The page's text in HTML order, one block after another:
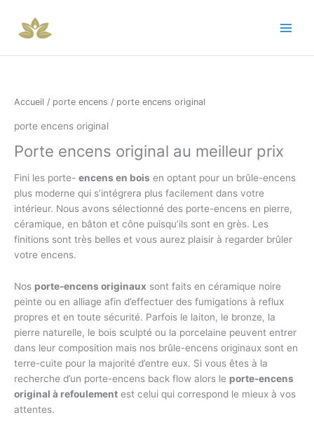
contenu
Accueil / porte encens / porte encens original
porte encens original
Porte encens original au meilleur prix
Fini les porte- encens en bois en optant pour un brûle-encens
plus moderne qui s’intégrera plus facilement dans votre
intérieur. Nous avons sélectionné des porte-encens en pierre,
céramique, en bâton et cône puisqu’ils sont en grès. Les
finitions sont très belles et vous aurez plaisir à regarder brûler
votre encens.
Nos porte-encens originaux sont faits en céramique noire
peinte ou en alliage afin d’effectuer des fumigations à reflux
propres et en toute sécurité. Parfois le laiton, le bronze, la
pierre naturelle, le bois sculpté ou la porcelaine peuvent entrer
dans leur composition mais nos brûle-encens originaux sont en
terre-cuite pour la majorité d’entre eux. Si vous êtes à la
recherche d’un porte-encens back flow alors le porte-encens
original à refoulement est celui qui correspond le mieux à vos
attentes.